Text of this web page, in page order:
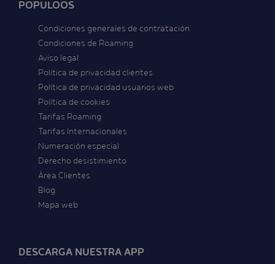
POPULOOS
Condiciones generales de contratación
Condiciones de Roaming
Aviso legal
Política de privacidad clientes
Política de privacidad usuarios web
Política de cookies
Tarifas Roaming
Tarifas Internacionales
Numeración especial
Derecho desistimiento
Área Clientes
Blog
Mapa web
DESCARGA NUESTRA APP